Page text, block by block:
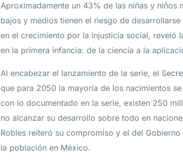
Aproximadamente un 43% de las niñas y niños
bajos y medios tienen el riesgo de
en el crecimiento por la injusticia social, reveló
en la primera infancia: de la ciencia a la
Al encabezar el lanzamiento de la serie, el
que para 2050 la mayoría de los nacimientos
con lo documentado en la serie, existen 250
no alcanzar su desarrollo sobre todo en
Robles reiteró su compromiso y el del
la población en México.